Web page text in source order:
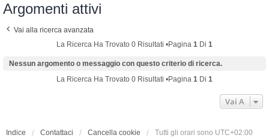
Argomenti attivi
Vai alla ricerca avanzata
La Ricerca Ha Trovato 0 Risultati •Pagina 1 Di 1
Nessun argomento o messaggio con questo criterio di ricerca.
La Ricerca Ha Trovato 0 Risultati •Pagina 1 Di 1
Vai A
Indice Contattaci Cancella cookie Tutti gli orari sono UTC+02:00